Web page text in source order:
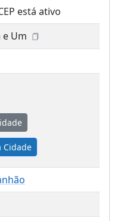
está ativo
e Um
Cidade